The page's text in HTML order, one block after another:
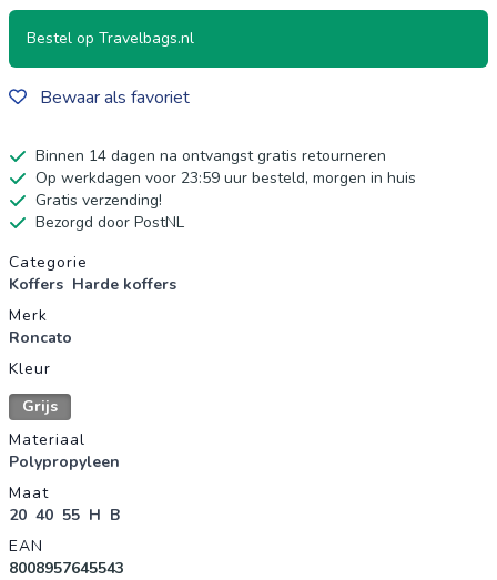
Bestel op Travelbags.nl
Bewaar als favoriet
Binnen 14 dagen na ontvangst gratis retourneren
Op werkdagen voor 23:59 uur besteld, morgen in huis
Gratis verzending!
Bezorgd door PostNL
Productgegevens
Categorie
Koffers Harde koffers
Merk
Roncato
Kleur
Grijs
Materiaal
Polypropyleen
Maat
20 40 55 H B
EAN
8008957645543